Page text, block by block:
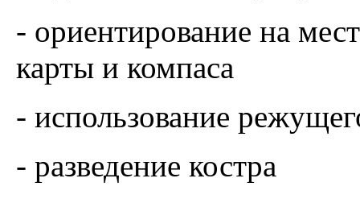
- ориентирование на
карты и компаса
- использование
- разведение костра